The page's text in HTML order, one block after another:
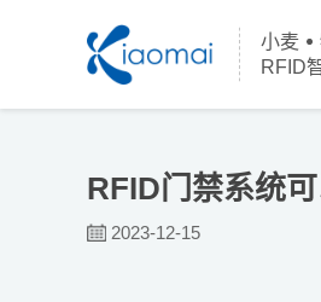
小麦
RFID
RFID门禁系统
2023-12-15